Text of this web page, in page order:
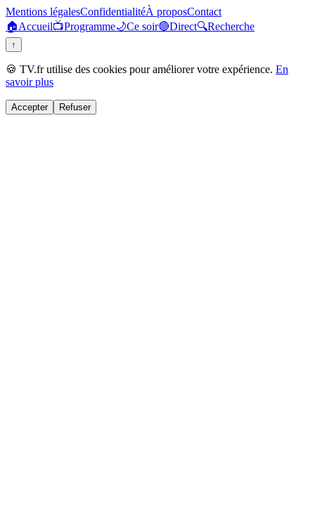
Mentions légalesConfidentialitéÀ proposContact
🏠Accueil📺Programme🌙Ce soir🔴Direct🔍Recherche
↑
🍪 TV.fr utilise des cookies pour améliorer votre expérience. En
savoir plus
Accepter Refuser